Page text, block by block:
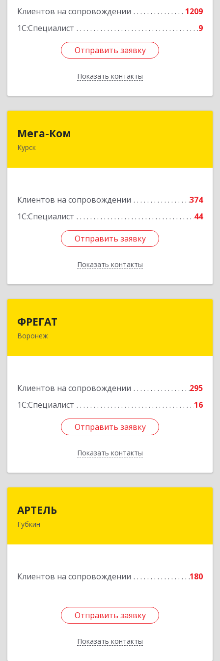
Клиентов на сопровождении
1209
1С:Специалист
9
Отправить заявку
Показать контакты
Отправить заявку
Назад
Мега-Ком
Курск
Клиентов на сопровождении
374
1С:Специалист
44
Отправить заявку
Показать контакты
305001, Курская обл, Курск г, Красной Армии ул,
Отправить заявку
Назад
ФРЕГАТ
Воронеж
Клиентов на сопровождении
295
1С:Специалист
16
Отправить заявку
Показать контакты
Отправить заявку
Назад
АРТЕЛЬ
Губкин
Клиентов на сопровождении 180
Отправить заявку
Показать контакты
309181, Белгородская обл, Губкинский р-н,
Отправить заявку
Назад